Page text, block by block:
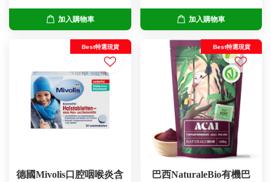
加入購物車 加入購物車
Best特選現貨
德國Mivolis口腔咽喉炎含
Best特選現貨
巴西NaturaleBio有機巴